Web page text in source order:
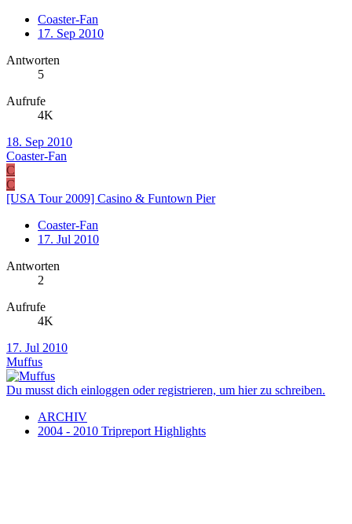
Coaster-Fan
17. Sep 2010
Antworten
5
Aufrufe
4K
18. Sep 2010
Coaster-Fan
C
C
[USA Tour 2009] Casino & Funtown Pier
Coaster-Fan
17. Jul 2010
Antworten
2
Aufrufe
4K
17. Jul 2010
Muffus
Du musst dich einloggen oder registrieren, um hier zu schreiben.
ARCHIV
2004 - 2010 Tripreport Highlights